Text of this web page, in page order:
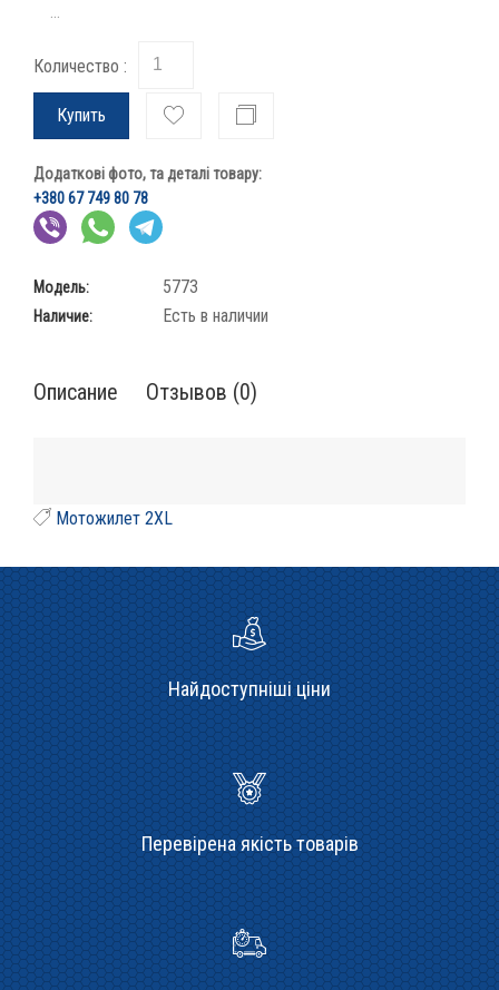
...
Количество :
Купить
Додаткові фото, та деталі товару:
+380 67 749 80 78
Модель: 5773
Наличие: Есть в наличии
Описание Отзывов (0)
Мотожилет 2XL
Найдоступніші ціни
Перевірена якість товарів